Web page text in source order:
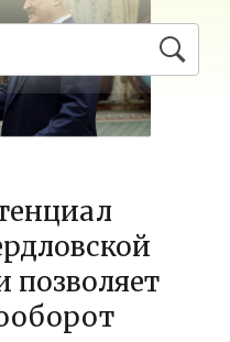
позволяет